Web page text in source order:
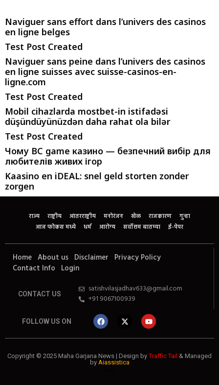
Naviguer sans effort dans l’univers des casinos
en ligne belges
Test Post Created
Naviguer sans peine dans l’univers des casinos
en ligne suisses avec suisse-casinos-en-
ligne.com
Test Post Created
Mobil cihazlarda mostbet-in istifadəsi
düşündüyünüzdən daha rahat ola bilər
Test Post Created
Чому BC game казино — безпечний вибір для
любителів живих ігор
Kaasino en iDEAL: snel geld storten zonder
zorgen
राज्य राष्ट्रीय आंतरराष्ट्रीय मनोरंजन खेळ राजकारण
गुन्हा
आज फोकस मध्ये
धर्म आरोग्य सर्वोत्तम बातम्या ई-पेपर
Home About us Disclaimer Privacy Policy
Contact Info Login
CONTACT US
satishvilasjadhav633@gmail.com
+91 9067100939
FOLLOW US ON
Copyright © 2025 Maha Garjana News | Design byTraffic Tail & Managed
by Aiassistica